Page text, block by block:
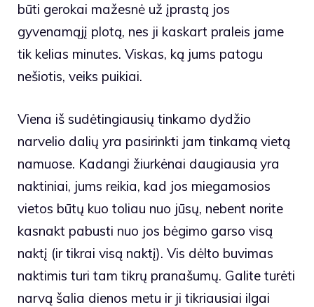
būti gerokai mažesnė už įprastą jos
gyvenamąjį plotą, nes ji kaskart praleis jame
tik kelias minutes. Viskas, ką jums patogu
nešiotis, veiks puikiai.
Viena iš sudėtingiausių tinkamo dydžio
narvelio dalių yra pasirinkti jam tinkamą vietą
namuose. Kadangi žiurkėnai daugiausia yra
naktiniai, jums reikia, kad jos miegamosios
vietos būtų kuo toliau nuo jūsų, nebent norite
kasnakt pabusti nuo jos bėgimo garso visą
naktį (ir tikrai visą naktį). Vis dėlto buvimas
naktimis turi tam tikrų pranašumų. Galite turėti
narvą šalia dienos metu ir ji tikriausiai ilgai